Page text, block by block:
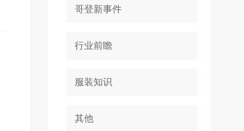
哥登新事件
行业前瞻
服装知识
其他